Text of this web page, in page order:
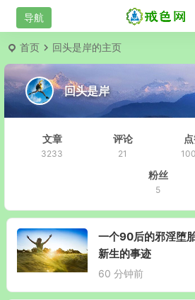
首页 回头是岸的主页
回头是岸
文章
3233
评论
21
粉丝
5
一个90后的邪淫堕
新生的事迹
60 分钟前